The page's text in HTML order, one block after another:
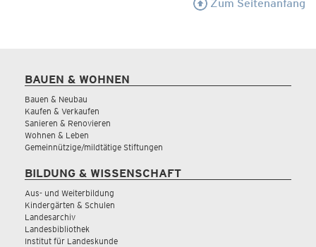
Zum Seitenanfang
BAUEN & WOHNEN
Bauen & Neubau
Kaufen & Verkaufen
Sanieren & Renovieren
Wohnen & Leben
Gemeinnützige/mildtätige Stiftungen
BILDUNG & WISSENSCHAFT
Aus- und Weiterbildung
Kindergärten & Schulen
Landesarchiv
Landesbibliothek
Institut für Landeskunde